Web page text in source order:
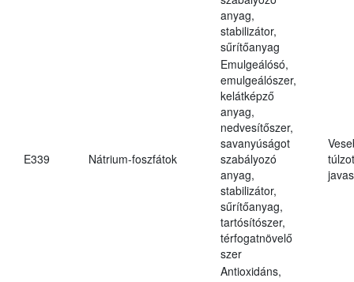
anyag,
stabilizátor,
sűrítőanyag
E339 Nátrium-foszfátok
Emulgeálósó,
emulgeálószer,
kelátképző
anyag,
nedvesítőszer,
savanyúságot
szabályozó
anyag,
stabilizátor,
sűrítőanyag,
tartósítószer,
térfogatnövelő
szer
Antioxidáns,